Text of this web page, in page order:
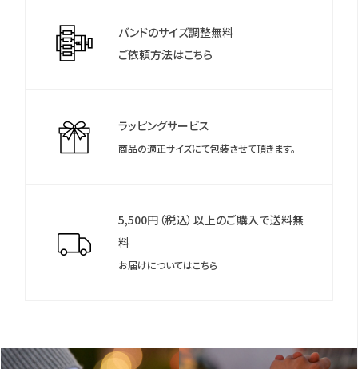
作動時）・10気圧防水
利用いただけます。
バンドのサイズ調整無料
ご依頼方法はこちら
ラッピングサービス
商品の適正サイズにて包装させて頂きます。
5,500円（税込）以上のご購入で送料無
料
お届けについてはこちら